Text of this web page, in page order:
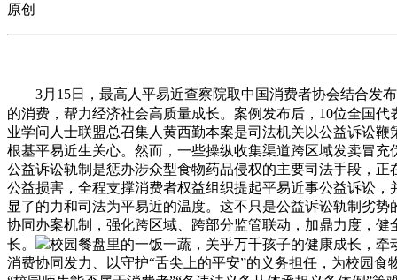
原创
3月15日，最高人平易近查察院取中国消费者协会结合发布
的消费，帮力经济社会高质量成长。案例发布后，10位全国
业学问人士联盟总召集人黄西勤本案是司法机关以公益诉讼
根基平易近生关心。然而，一些操纵收集渠道跨区域发卖冒
公益诉讼轨制是惩办涉众型食物药品侵权的主要司法手段，
公益损害，全程支撑消费者权益组织提起平易近事公益诉讼
显了的力和司法为平易近的温度。这不只是公益诉讼轨制劣
协同办案机制，强化跨区域、跨部分监管联动，加鼎力度，
长。
校园餐盘里的一饭一蔬，关乎万千孩子的健康成长，
消费协同发力、以守护“舌尖上的平安”的义务担任，为校园